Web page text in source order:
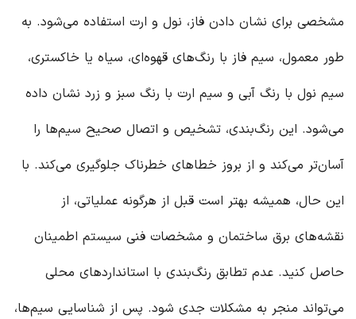
مشخصی برای نشان دادن فاز، نول و ارت استفاده می‌شود. به
طور معمول، سیم فاز با رنگ‌های قهوه‌ای، سیاه یا خاکستری،
سیم نول با رنگ آبی و سیم ارت با رنگ سبز و زرد نشان داده
می‌شود. این رنگ‌بندی، تشخیص و اتصال صحیح سیم‌ها را
آسان‌تر می‌کند و از بروز خطاهای خطرناک جلوگیری می‌کند. با
این حال، همیشه بهتر است قبل از هرگونه عملیاتی، از
نقشه‌های برق ساختمان و مشخصات فنی سیستم اطمینان
حاصل کنید. عدم تطابق رنگ‌بندی با استانداردهای محلی
می‌تواند منجر به مشکلات جدی شود. پس از شناسایی سیم‌ها،